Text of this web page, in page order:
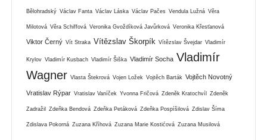
Bělohradský Václav Fanta Václav Láska Václav Pačes Vendula Lužná Věra
Milotová Věra Schiffová Veronika Gvoždíková Javůrková Veronika Křesťanová
Viktor Černý Vít Straka Vítězslav Škorpík Vítězslav Švejdar Vladimír
Krylov Vladimír Kusbach Vladimír Šiška Vladimír Socha Vladimír
Wagner Vlasta Štekrová Vojen Ložek Vojtěch Barták Vojtěch Novotný
Vratislav Rýpar Vratislav Vaníček Yvonna Fričová Zdeněk Kratochvíl Zdeněk
Zadražil Zdeňka Bendová Zdeňka Petáková Zdeňka Pospíšilová Zdislav Šíma
Zdislava Pokorná Zuzana Kříhová Zuzana Marie Kostićová Zuzana Musilová